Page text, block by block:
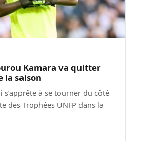
Kamara va quitter
la saison
s’apprête à se tourner du côté
des Trophées UNFP dans la